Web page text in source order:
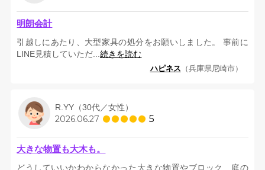
明朗会計
引越しにあたり、大型家具の処分をお願いしました。 事前に
LINE見積していただ...続きを読む
ハピネス （兵庫県尼崎市）
R.YY（30代／女性）
2026.06.27 5
大きな物置も大木も。
どうしていいかわからなかった大きな物置やブロック 庭の